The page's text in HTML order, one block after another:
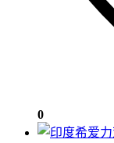
0